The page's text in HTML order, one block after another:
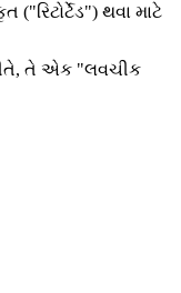
થવા માટે
તે એક "લવચીક